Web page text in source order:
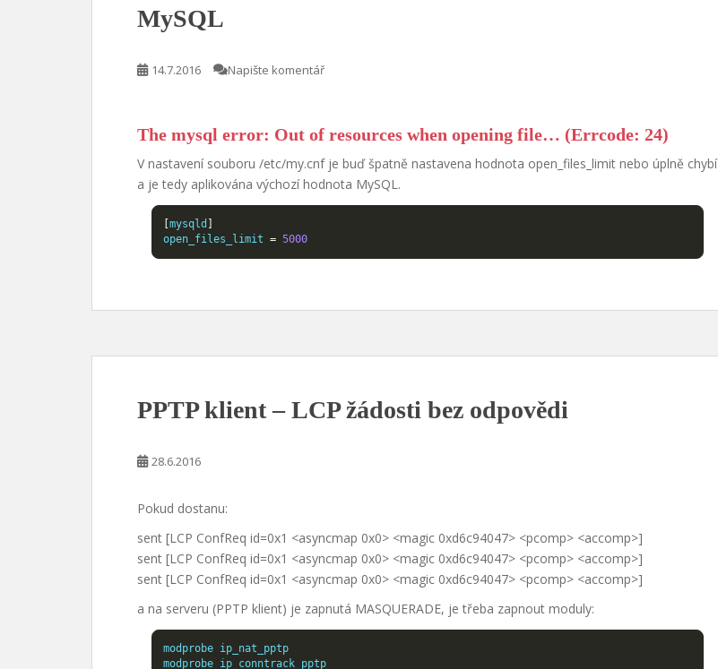
MySQL
14.7.2016 Napište komentář
The mysql error: Out of resources when opening file… (Errcode: 24)
V nastavení souboru /etc/my.cnf je buď špatně nastavena hodnota open_files_limit nebo úplně chybí
a je tedy aplikována výchozí hodnota MySQL.
[mysqld
open_files_limit = 5000
PPTP klient – LCP žádosti bez odpovědi
28.6.2016
Pokud dostanu:
sent [LCP ConfReq id=0x1 <asyncmap 0x0> <magic 0xd6c94047> <pcomp> <accomp>]
sent [LCP ConfReq id=0x1 <asyncmap 0x0> <magic 0xd6c94047> <pcomp> <accomp>]
sent [LCP ConfReq id=0x1 <asyncmap 0x0> <magic 0xd6c94047> <pcomp> <accomp>]
a na serveru (PPTP klient) je zapnutá MASQUERADE, je třeba zapnout moduly:
modprobe ip_nat_pptp
modprobe ip_conntrack_pptp